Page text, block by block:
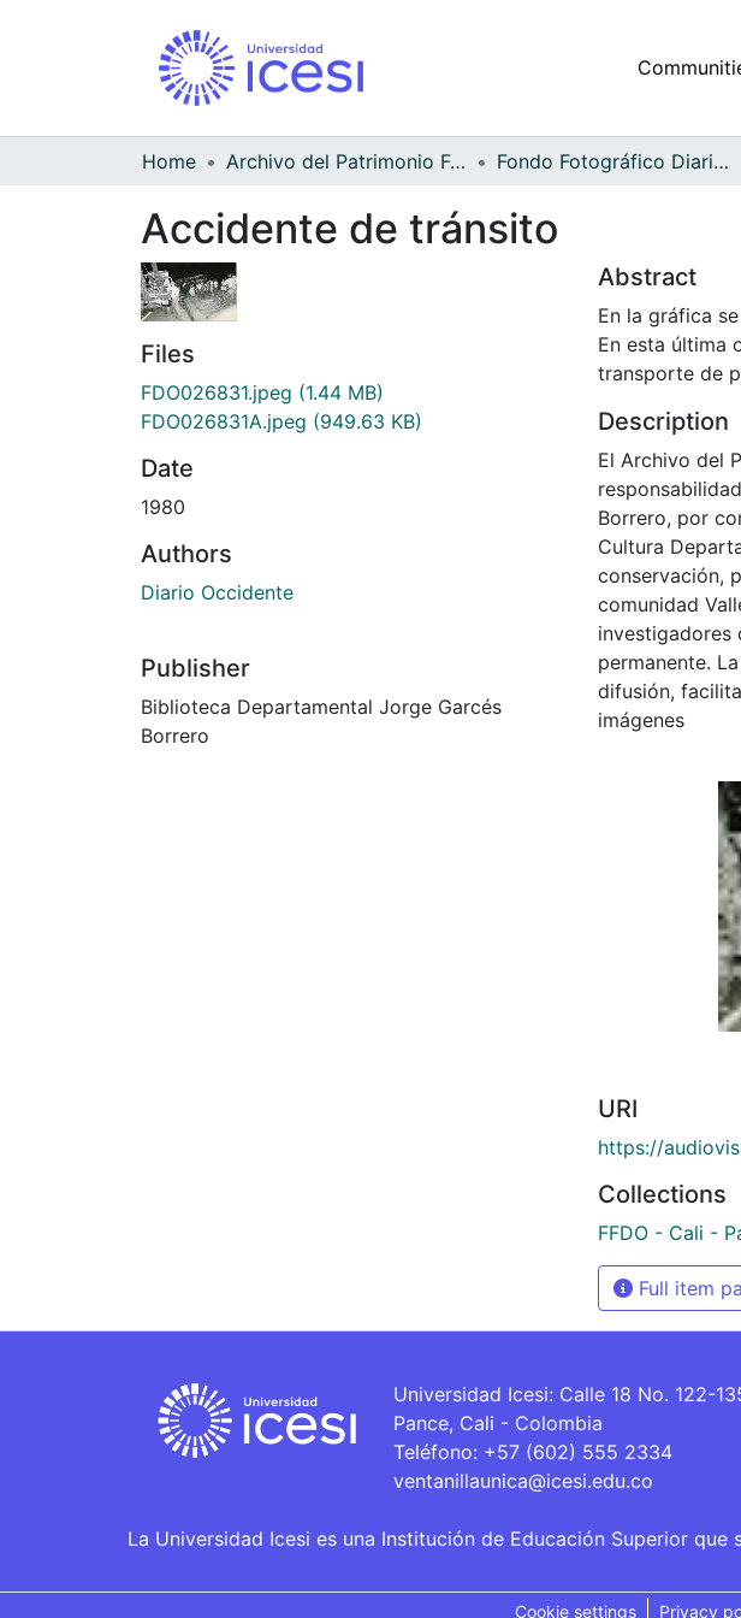
Home Archivo del Patrimonio Fotográfico y Fílmico del Valle del Cauca Fondo Fotográfico Diario Occidente
Accidente de tránsito
Files
FDO026831.jpeg (1.44 MB)
FDO026831A.jpeg (949.63 KB)
Date
1980
Authors
Diario Occidente
Publisher
Biblioteca Departamental Jorge Garcés
Borrero
Abstract
En la gráfica
En esta última
transporte de
Description
El Archivo del
Borrero, por
Cultura
conservación,
comunidad
investigadores
permanente.
difusión,
imágenes
URI
https://
Collections
FFDO - Cali -
Full item
Universidad Icesi: Calle 18 No. 122-
Pance, Cali - Colombia
Teléfono: +57 (602) 555 2334
ventanillaunica@icesi.edu.co
La Universidad Icesi es una Institución de Educación Superior
Cookie settings Privacy